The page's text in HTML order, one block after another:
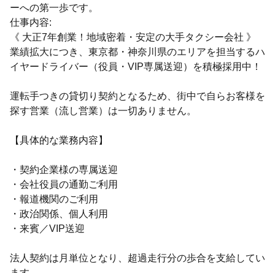
ーへの第一歩です。
仕事内容:
《 大正7年創業！地域密着・安定の大手タクシー会社 》
業績拡大につき、東京都・神奈川県のエリアを担当するハ
イヤードライバー（役員・VIP専属送迎）を積極採用中！
運転手つきの貸切り契約となるため、街中で自らお客様を
探す営業（流し営業）は一切ありません。
【具体的な業務内容】
・契約企業様の専属送迎
・会社役員の通勤ご利用
・報道機関のご利用
・政治関係、個人利用
・来賓／VIP送迎
法人契約は月単位となり、超過走行分の歩合を支給してい